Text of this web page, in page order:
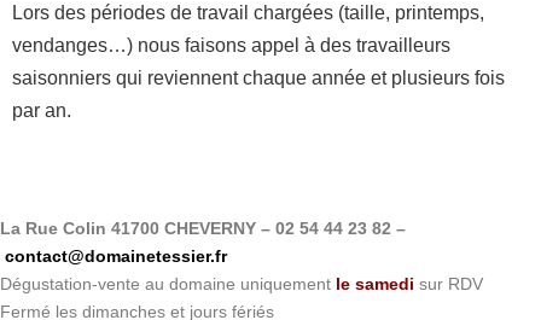
Lors des périodes de travail chargées (taille, printemps,
vendanges…) nous faisons appel à des travailleurs
saisonniers qui reviennent chaque année et plusieurs fois
par an.
La Rue Colin 41700 CHEVERNY – 02 54 44 23 82 –
contact@domainetessier.fr
Dégustation-vente au domaine uniquement le samedi sur RDV
Fermé les dimanches et jours fériés